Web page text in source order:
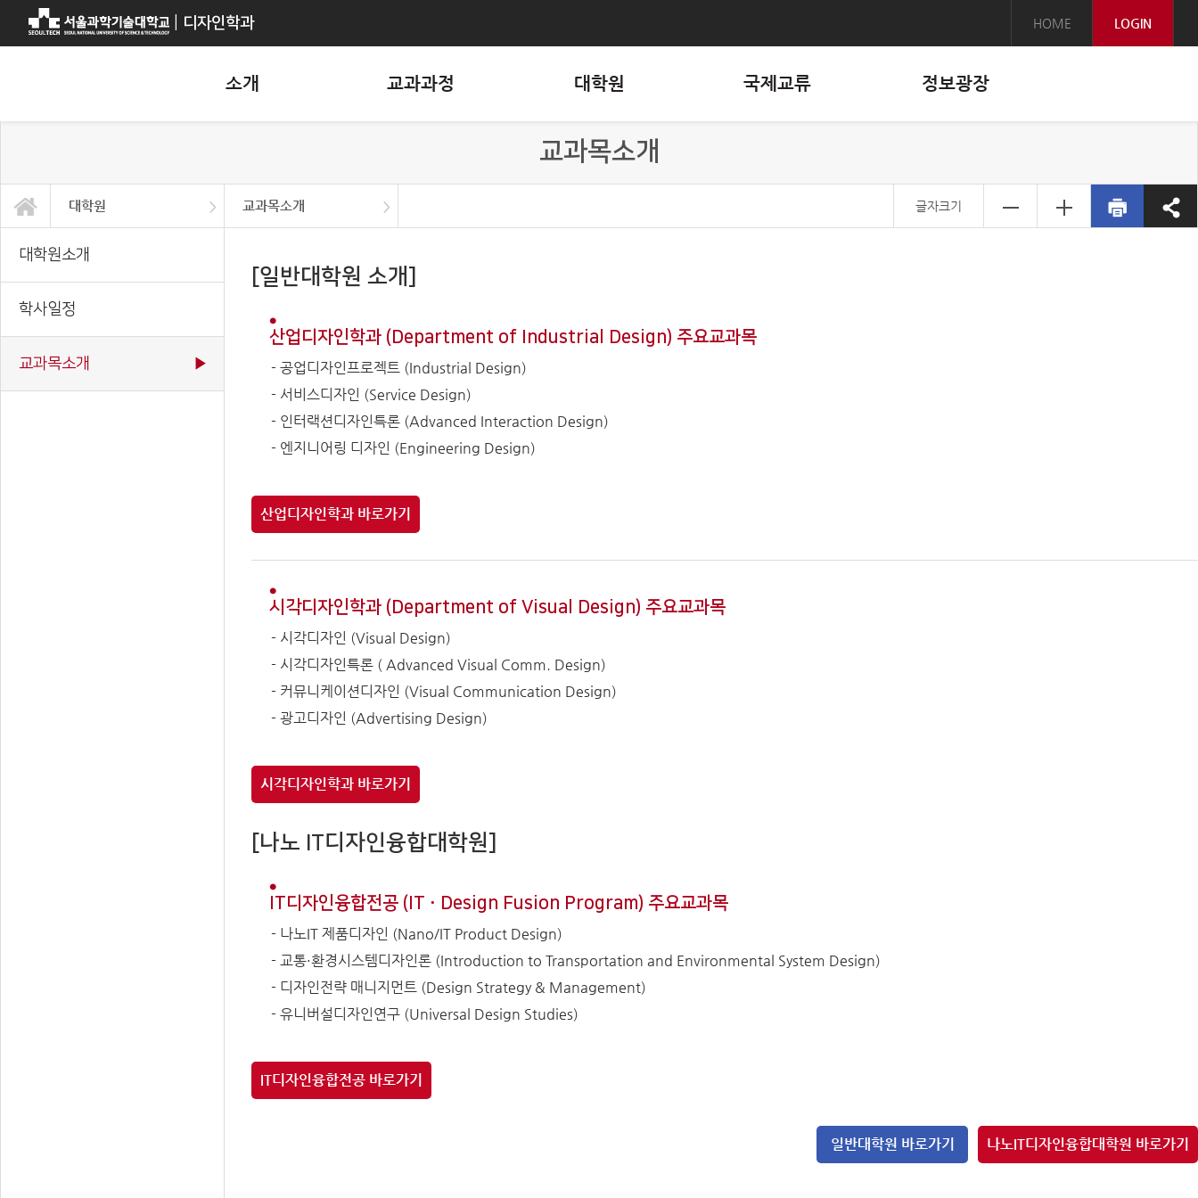
| 디자인학과 HOME LOGIN
소개 교과과정 대학원 국제교류 정보광장
교과목소개
대학원
소개
교과과정
대학원
국제교류
정보광장
교과목소개
대학원소개
학사일정
교과목소개
글자크기
대학원소개
학사일정
교과목소개 ▶
[일반대학원 소개]
산업디자인학과 (Department of Industrial Design) 주요교과목
- 공업디자인프로젝트 (Industrial Design)
- 서비스디자인 (Service Design)
- 인터랙션디자인특론 (Advanced Interaction Design)
- 엔지니어링 디자인 (Engineering Design)
산업디자인학과 바로가기
시각디자인학과 (Department of Visual Design) 주요교과목
- 시각디자인 (Visual Design)
- 시각디자인특론 ( Advanced Visual Comm. Design)
- 커뮤니케이션디자인 (Visual Communication Design)
- 광고디자인 (Advertising Design)
시각디자인학과 바로가기
[나노 IT디자인융합대학원]
IT디자인융합전공 (IT · Design Fusion Program) 주요교과목
- 나노IT 제품디자인 (Nano/IT Product Design)
- 교통·환경시스템디자인론 (Introduction to Transportation and Environmental System Design)
- 디자인전략 매니지먼트 (Design Strategy & Management)
- 유니버설디자인연구 (Universal Design Studies)
IT디자인융합전공 바로가기
일반대학원 바로가기 나노IT디자인융합대학원 바로가기